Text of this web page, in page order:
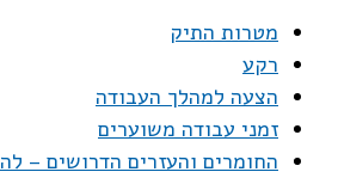
מטרות התיק
רקע
הצעה למהלך העבודה
זמני עבודה משוערים
החומרים והעזרים הדרושים –